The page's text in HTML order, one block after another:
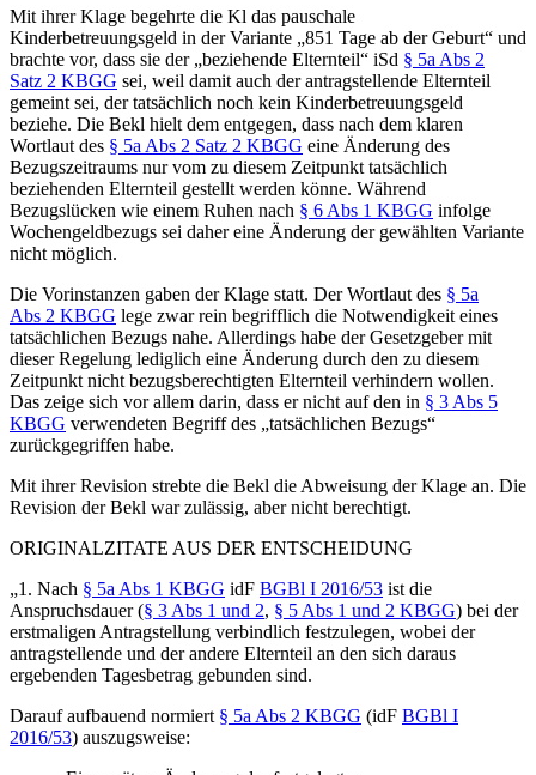
Mit ihrer Klage begehrte die Kl das pauschale
Kinderbetreuungsgeld in der Variante „851 Tage ab der Geburt“ und
brachte vor, dass sie der „beziehende Elternteil“ iSd § 5a Abs 2
Satz 2 KBGG sei, weil damit auch der antragstellende Elternteil
gemeint sei, der tatsächlich noch kein Kinderbetreuungsgeld
beziehe. Die Bekl hielt dem entgegen, dass nach dem klaren
Wortlaut des § 5a Abs 2 Satz 2 KBGG eine Änderung des
Bezugszeitraums nur vom zu diesem Zeitpunkt tatsächlich
beziehenden Elternteil gestellt werden könne. Während
Bezugslücken wie einem Ruhen nach § 6 Abs 1 KBGG infolge
Wochengeldbezugs sei daher eine Änderung der gewählten Variante
nicht möglich.
Die Vorinstanzen gaben der Klage statt. Der Wortlaut des § 5a
Abs 2 KBGG lege zwar rein begrifflich die Notwendigkeit eines
tatsächlichen Bezugs nahe. Allerdings habe der Gesetzgeber mit
dieser Regelung lediglich eine Änderung durch den zu diesem
Zeitpunkt nicht bezugsberechtigten Elternteil verhindern wollen.
Das zeige sich vor allem darin, dass er nicht auf den in § 3 Abs 5
KBGG verwendeten Begriff des „tatsächlichen Bezugs“
zurückgegriffen habe.
Mit ihrer Revision strebte die Bekl die Abweisung der Klage an. Die
Revision der Bekl war zulässig, aber nicht berechtigt.
ORIGINALZITATE AUS DER ENTSCHEIDUNG
„1. Nach § 5a Abs 1 KBGG idF BGBl I 2016/53 ist die
Anspruchsdauer (§ 3 Abs 1 und 2, § 5 Abs 1 und 2 KBGG) bei der
erstmaligen Antragstellung verbindlich festzulegen, wobei der
antragstellende und der andere Elternteil an den sich daraus
ergebenden Tagesbetrag gebunden sind.
Darauf aufbauend normiert § 5a Abs 2 KBGG (idF BGBl I
2016/53) auszugsweise: